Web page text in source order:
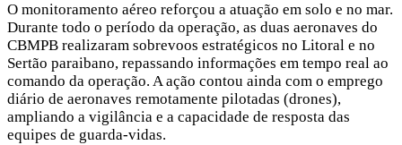
O monitoramento aéreo reforçou a atuação em solo e no mar.
Durante todo o período da operação, as duas aeronaves do
CBMPB realizaram sobrevoos estratégicos no Litoral e no
Sertão paraibano, repassando informações em tempo real ao
comando da operação. A ação contou ainda com o emprego
diário de aeronaves remotamente pilotadas (drones),
ampliando a vigilância e a capacidade de resposta das
equipes de guarda-vidas.